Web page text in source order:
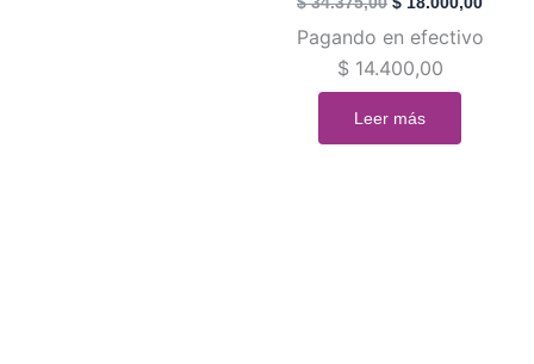
Pagando en efectivo
$ 14.400,00
Leer más